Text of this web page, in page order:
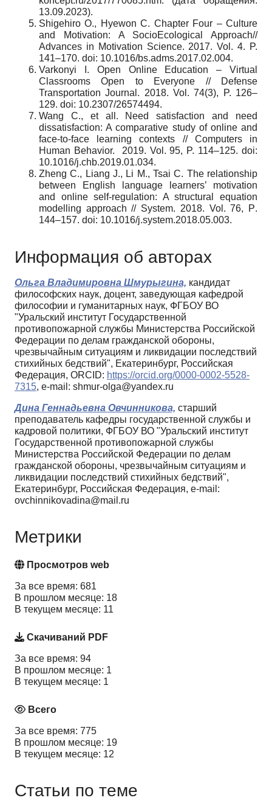
13.09.2023).
Shigehiro O., Hyewon C. Chapter Four – Culture
and Motivation: A SocioEcological Approach//
Advances in Motivation Science. 2017. Vol. 4. P.
141–170. doi: 10.1016/bs.adms.2017.02.004.
Varkonyi I. Open Online Education – Virtual
Classrooms Open to Everyone // Defense
Transportation Journal. 2018. Vol. 74(3), P. 126–
129. doi: 10.2307/26574494.
Wang C., et all. Need satisfaction and need
dissatisfaction: A comparative study of online and
face-to-face learning contexts // Computers in
Human Behavior. 2019. Vol. 95, P. 114–125. doi:
10.1016/j.chb.2019.01.034.
Zheng C., Liang J., Li M., Tsai C. The relationship
between English language learners’ motivation
and online self-regulation: A structural equation
modelling approach // System. 2018. Vol . 76, P.
144–157. doi: 10.1016/j.system.2018.05.003.
Информация об авторах
Ольга Владимировна Шмурыгина, кандидат
философских наук, доцент, заведующая кафедрой
философии и гуманитарных наук, ФГБОУ ВО
"Уральский институт Государственной
противопожарной службы Министерства Российской
Федерации по делам гражданской обороны,
чрезвычайным ситуациям и ликвидации последствий
стихийных бедствий", Екатеринбург, Российская
Федерация, ORCID: https://orcid.org/0000-0002-5528-
7315, e-mail: shmur-olga@yandex.ru
Дина Геннадьевна Овчинникова, старший
преподаватель кафедры государственной службы и
кадровой политики, ФГБОУ ВО "Уральский институт
Государственной противопожарной службы
Министерства Российской Федерации по делам
гражданской обороны, чрезвычайным ситуациям и
ликвидации последствий стихийных бедствий",
Екатеринбург, Российская Федерация, e-mail:
ovchinnikovadina@mail.ru
Метрики
Просмотров web
За все время: 681
В прошлом месяце: 18
В текущем месяце: 11
Скачиваний PDF
За все время: 94
В прошлом месяце: 1
В текущем месяце: 1
Всего
За все время: 775
В прошлом месяце: 19
В текущем месяце: 12
Статьи по теме